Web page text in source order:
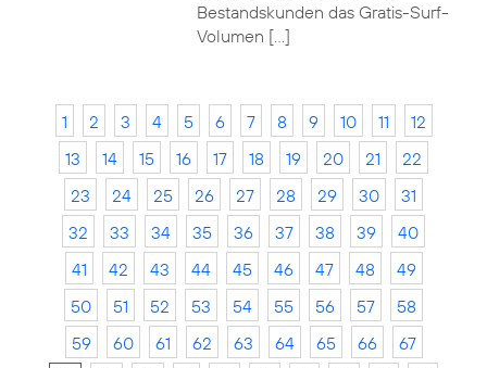
Bestandskunden das Gratis-Surf-
Volumen […]
1 2 3 4 5 6 7 8 9 10 11
12
13
14 15 16 17 18 19 20 21
22
23
24 25 26 27 28 29 30
31
32
33 34 35 36 37 38 39
40
41
42 43 44 45 46 47 48
49
50
51 52 53 54 55 56 57
58
59
60 61 62 63 64 65 66
67